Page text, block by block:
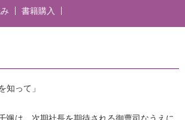
書籍購入
知って」
颯は、次期社長を期待される御曹司なうえに